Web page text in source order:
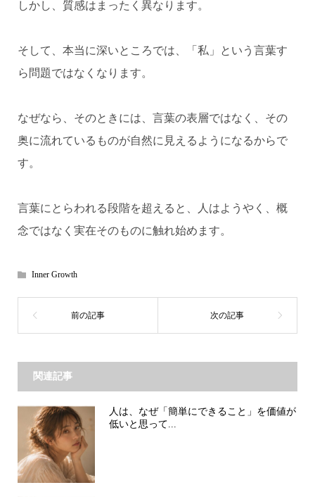
しかし、質感はまったく異なります。
そして、本当に深いところでは、「私」という言葉す
ら問題ではなくなります。
なぜなら、そのときには、言葉の表層ではなく、その
奥に流れているものが自然に見えるようになるからで
す。
言葉にとらわれる段階を超えると、人はようやく、概
念ではなく実在そのものに触れ始めます。
Inner Growth
関連記事
人は、なぜ「簡単にできること」を価値が
低いと思って...